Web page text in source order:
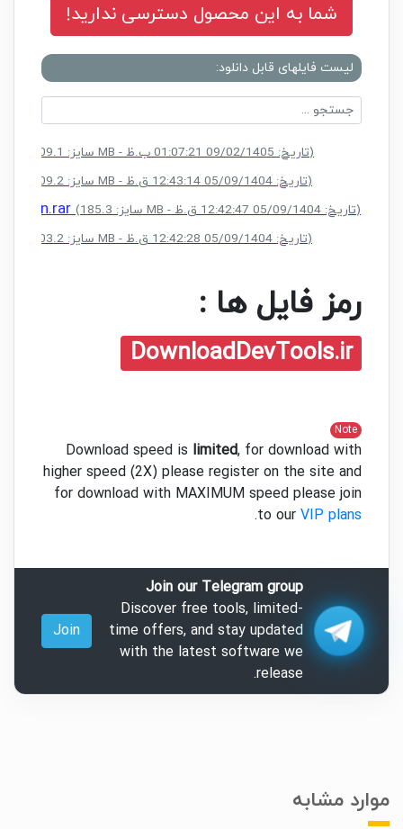
شما به این محصول دسترسی ندارید!
لیست فایلهای قابل دانلود:
(سایز: 209.1 MB - تاریخ: 09/02/1405 01:07:21 ب.ظ)
(سایز: 209.2 MB - تاریخ: 05/09/1404 12:43:14 ق.ظ)
(سایز: 185.3 MB - تاریخ: 05/09/1404 12:42:47 ق.ظ)
(سایز: 203.2 MB - تاریخ: 05/09/1404 12:42:28 ق.ظ)
رمز فایل ها :
DownloadDevTools.ir
Note
Download speed is limited, for download with
higher speed (2X) please register on the site and
for download with MAXIMUM speed please join
to our VIP plans
.
Join our Telegram group
Discover free tools, limited-
time offers, and stay updated
with the latest software we
release.
Join
موارد مشابه